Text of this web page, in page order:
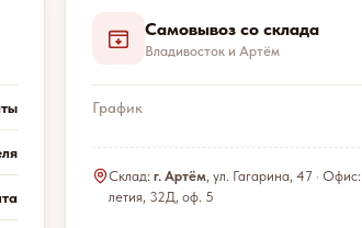
Самовывоз со склада
Владивосток и Артём
График
Склад: г. Артём, ул. Гагарина, 47 · Офис:
летия, 32Д, оф. 5